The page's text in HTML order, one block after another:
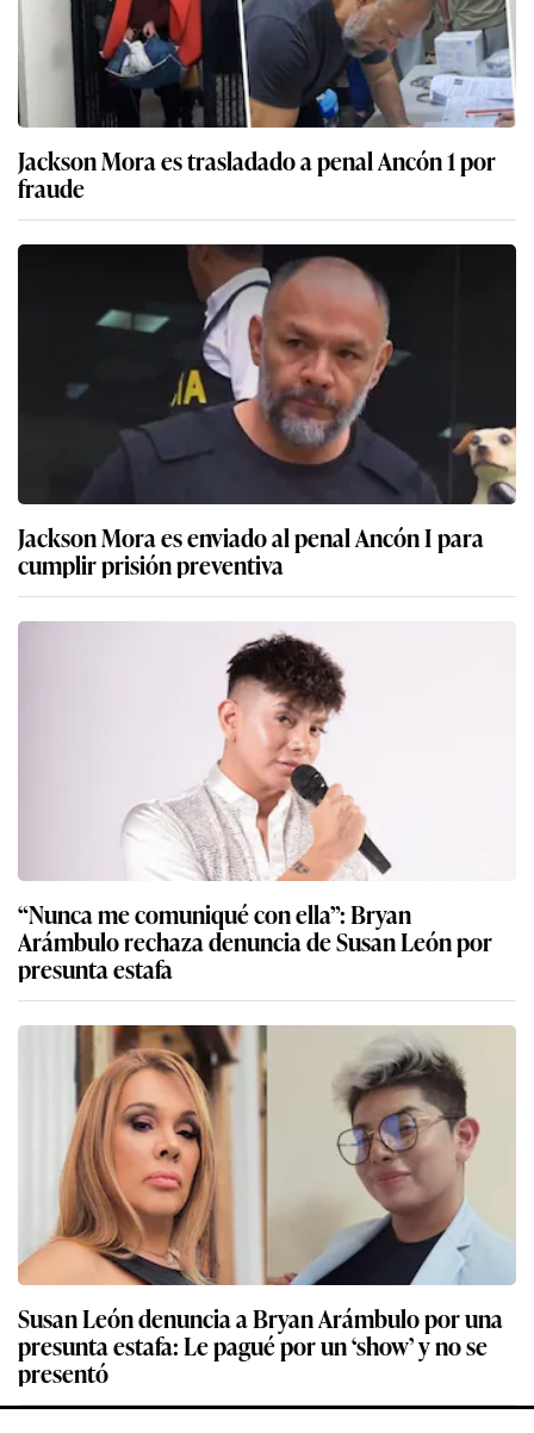
Jackson Mora es trasladado a penal Ancón 1 por
fraude
Jackson Mora es enviado al penal Ancón I para
cumplir prisión preventiva
“Nunca me comuniqué con ella”: Bryan
Arámbulo rechaza denuncia de Susan León por
presunta estafa
Susan León denuncia a Bryan Arámbulo por una
presunta estafa: Le pagué por un ‘show’ y no se
presentó